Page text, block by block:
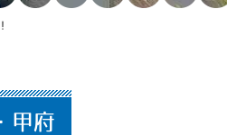
甲府